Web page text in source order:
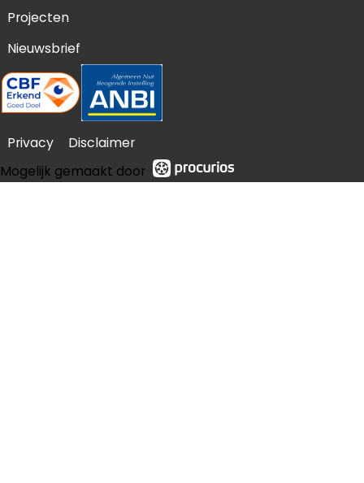
Projecten
Nieuwsbrief
Privacy
Disclaimer
Mogelijk gemaakt door